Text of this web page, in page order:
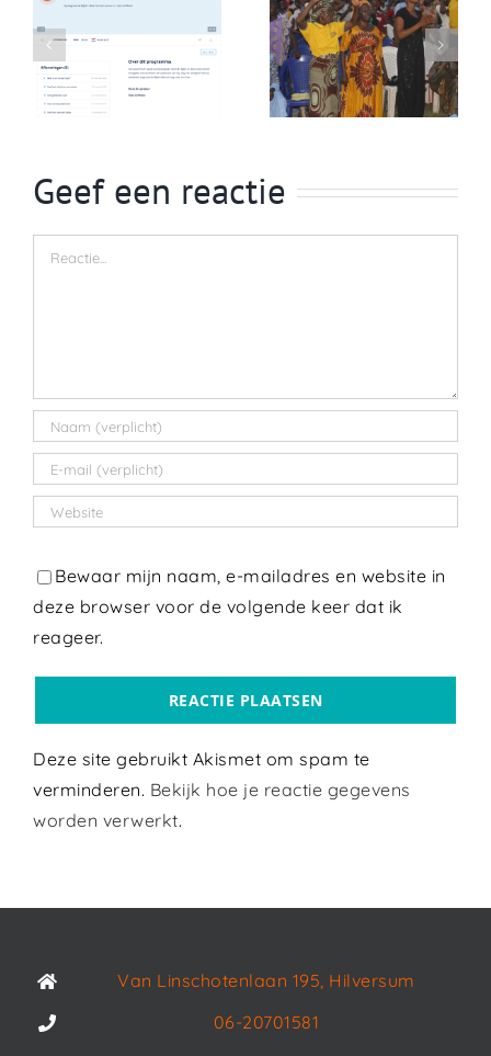
Geef een reactie
Reactie
Bewaar mijn naam, e-mailadres en website in
deze browser voor de volgende keer dat ik
reageer.
Deze site gebruikt Akismet om spam te
verminderen. Bekijk hoe je reactie gegevens
worden verwerkt.
Van Linschotenlaan 195, Hilversum
06-20701581